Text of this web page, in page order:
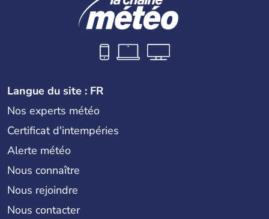
Langue du site : FR
Nos experts météo
Certificat d'intempéries
Alerte météo
Nous connaître
Nous rejoindre
Nous contacter